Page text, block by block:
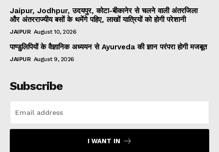
Jaipur, Jodhpur, उदयपुर, कोटा-बीकानेर से चलने वाली अंतरजिला
और अंतरराज्यीय बसों के थमेंगे पहिए, लाखों यात्रियों को होगी परेशानी
JAIPUR August 10, 2026
पाण्डुलिपियों के वैज्ञानिक अध्ययन से Ayurveda की ज्ञान परंपरा होगी मजबूत
JAIPUR August 9, 2026
Subscribe
I WANT IN